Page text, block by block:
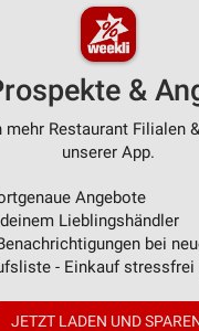
&
mehr Restaurant Filialen
unserer App.
Angebote
Lieblingshändler
bei
- Einkauf stressfrei
JETZT LADEN UND